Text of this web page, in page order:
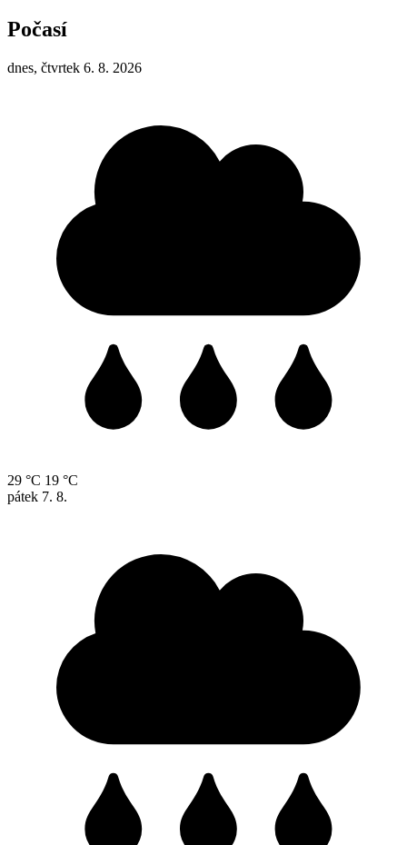
Počasí
dnes, čtvrtek 6. 8. 2026
29 °C 19 °C
pátek 7. 8.